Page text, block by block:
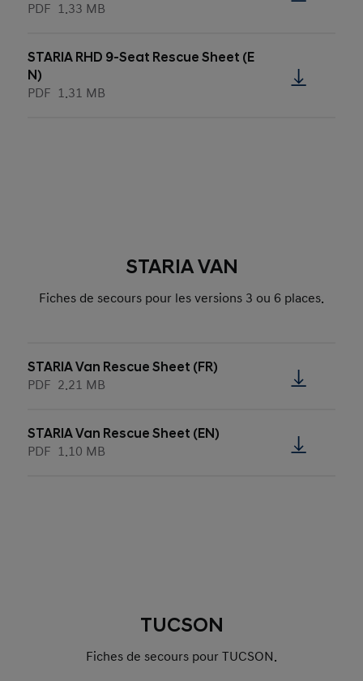
PDF 1.33 MB
STARIA RHD 9-Seat Rescue Sheet (E
N)
PDF 1.31 MB
STARIA VAN
Fiches de secours pour les versions 3 ou 6 places.
STARIA Van Rescue Sheet (FR)
PDF 2.21 MB
STARIA Van Rescue Sheet (EN)
PDF 1.10 MB
TUCSON
Fiches de secours pour TUCSON.